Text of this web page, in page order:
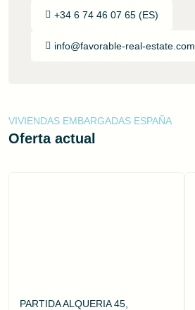
+34 6 74 46 07 65 (ES)
info@favorable-real-estate.com
VIVIENDAS EMBARGADAS ESPAÑA
Oferta actual
PARTIDA ALQUERIA 45,